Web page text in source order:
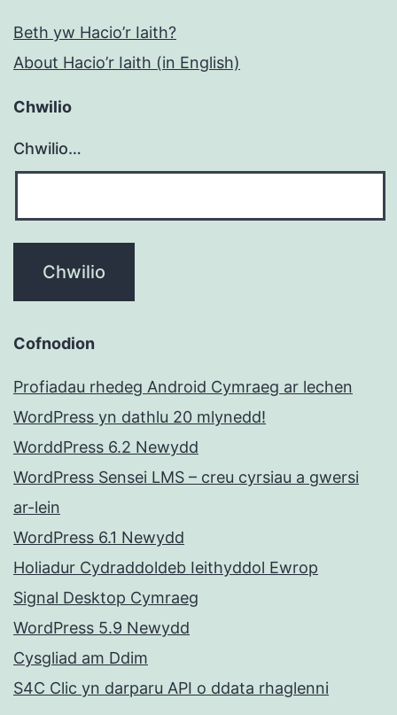
Beth yw Hacio’r Iaith?
About Hacio’r Iaith (in English)
Chwilio
Chwilio…
Cofnodion
Profiadau rhedeg Android Cymraeg ar lechen
WordPress yn dathlu 20 mlynedd!
WorddPress 6.2 Newydd
WordPress Sensei LMS – creu cyrsiau a gwersi
ar-lein
WordPress 6.1 Newydd
Holiadur Cydraddoldeb Ieithyddol Ewrop
Signal Desktop Cymraeg
WordPress 5.9 Newydd
Cysgliad am Ddim
S4C Clic yn darparu API o ddata rhaglenni